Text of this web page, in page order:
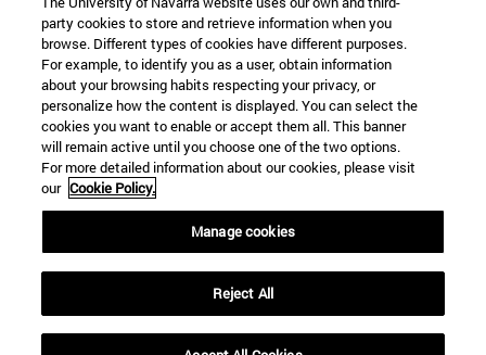
© Universidad de Navarra
Información legal
Accesibilidad
Configuración de cookies
Localizador de campus
party cookies to store and retrieve information when you
browse. Different types of cookies have different purposes.
For example, to identify you as a user, obtain information
about your browsing habits respecting your privacy, or
personalize how the content is displayed. You can select the
cookies you want to enable or accept them all. This banner
will remain active until you choose one of the two options.
For more detailed information about our cookies, please visit
our Cookie Policy.
Manage cookies
Reject All